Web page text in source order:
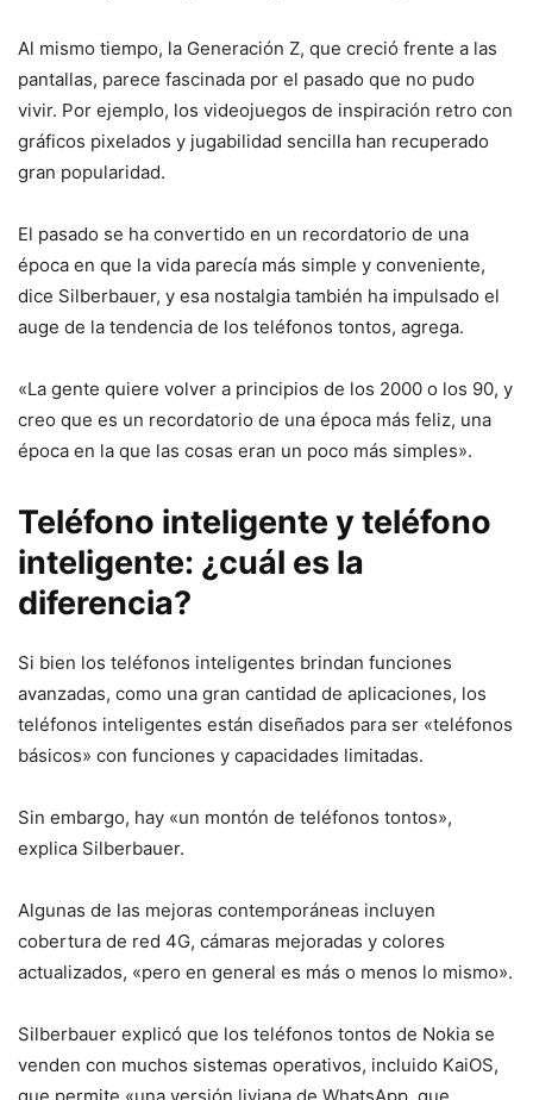
Al mismo tiempo, la Generación Z, que creció frente a las
pantallas, parece fascinada por el pasado que no pudo
vivir. Por ejemplo, los videojuegos de inspiración retro con
gráficos pixelados y jugabilidad sencilla han recuperado
gran popularidad.
El pasado se ha convertido en un recordatorio de una
época en que la vida parecía más simple y conveniente,
dice Silberbauer, y esa nostalgia también ha impulsado el
auge de la tendencia de los teléfonos tontos, agrega.
«La gente quiere volver a principios de los 2000 o los 90, y
creo que es un recordatorio de una época más feliz, una
época en la que las cosas eran un poco más simples».
Teléfono inteligente y teléfono
inteligente: ¿cuál es la
diferencia?
Si bien los teléfonos inteligentes brindan funciones
avanzadas, como una gran cantidad de aplicaciones, los
teléfonos inteligentes están diseñados para ser «teléfonos
básicos» con funciones y capacidades limitadas.
Sin embargo, hay «un montón de teléfonos tontos»,
explica Silberbauer.
Algunas de las mejoras contemporáneas incluyen
cobertura de red 4G, cámaras mejoradas y colores
actualizados, «pero en general es más o menos lo mismo».
Silberbauer explicó que los teléfonos tontos de Nokia se
venden con muchos sistemas operativos, incluido KaiOS,